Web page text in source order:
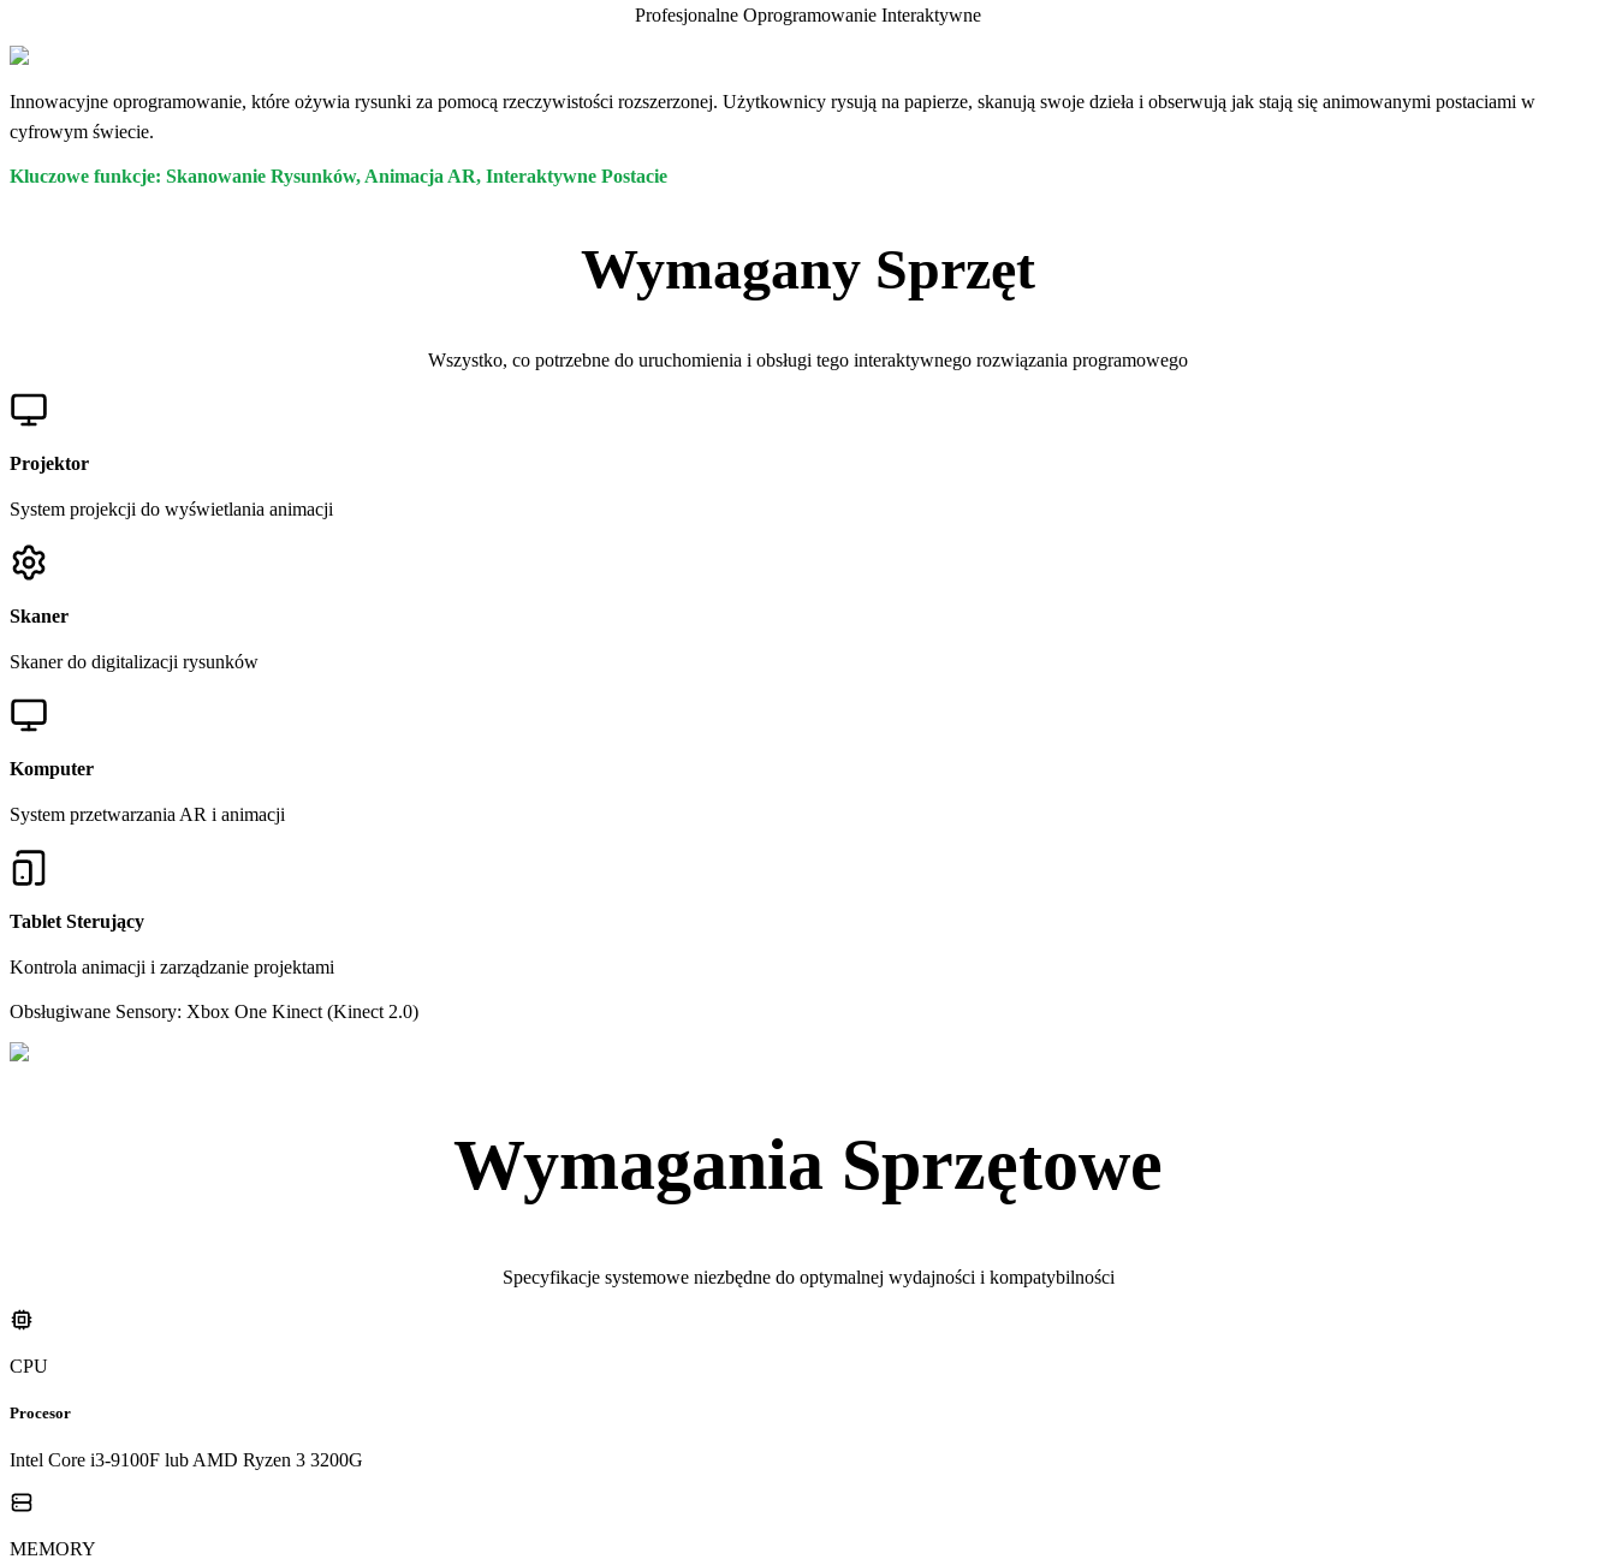
Profesjonalne Oprogramowanie Interaktywne
Innowacyjne oprogramowanie, które ożywia rysunki za pomocą rzeczywistości rozszerzonej. Użytkownicy rysują na papierze, skanują swoje dzieła i obserwują jak stają się animowanymi postaciami w
cyfrowym świecie.
Kluczowe funkcje: Skanowanie Rysunków, Animacja AR, Interaktywne Postacie
Wymagany Sprzęt
Wszystko, co potrzebne do uruchomienia i obsługi tego interaktywnego rozwiązania programowego
Projektor
System projekcji do wyświetlania animacji
Skaner
Skaner do digitalizacji rysunków
Komputer
System przetwarzania AR i animacji
Tablet Sterujący
Kontrola animacji i zarządzanie projektami
Obsługiwane Sensory: Xbox One Kinect (Kinect 2.0)
Wymagania Sprzętowe
Specyfikacje systemowe niezbędne do optymalnej wydajności i kompatybilności
CPU
Procesor
Intel Core i3-9100F lub AMD Ryzen 3 3200G
MEMORY